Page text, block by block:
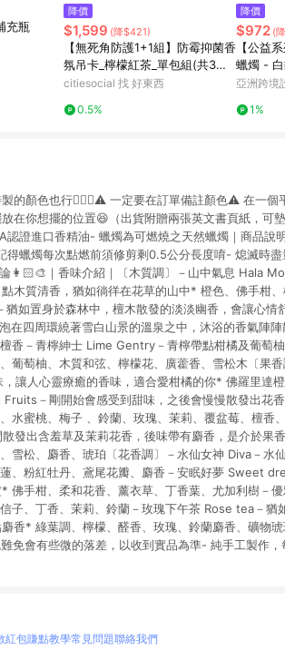
充瓶
降價
$1,599 (降$421)
【無死角防護1+1組】防霉抑菌香
氛吊卡_檸檬紅茶_單包組(共3片)
+防霉抑菌香氛長方卡_迷迭山林_
citiesocial 找 好東西
0.5%
降價
$972 (
【公益
蠟燭 -
亞洲跨境
1%
的顏色也行🧚🏻‍♀️⚠️ 一定要在訂單備註顏色⚠️ 在一個
在你想擺的位置😆（出貨附贈兩張英文書頁紙，可
證進口香精油- 蠟燭為可燃燒之天然蠟燭｜商品說
蠟燭每次點燃前須修剪剩0.5公分長度唷- 熄滅時盡
👩🏻‍🎨｜香味介紹｜〔木質調〕－山中氣息 Hala
木質清香，猶如徜徉在花草的山中* 橙色、佛手柑、
如置身於森林中，檀木散發的淡淡幽香，會讓心情
四周環繞著雪白山景的溫泉之中，沐浴的香氣陣
香－青檸紳士 Lime Gentry－青檸帶點柑橘及葡萄
葡萄柚、木質和弦、檸檬花、廣藿香、雪松木〔果
人心靈療癒的香味，適合愛柑橘的你* 佛羅里達橙
－剛開始會感受到甜味，之後會慢慢散發出花
水蜜桃、梅子 、鈴蘭、玫瑰、茉莉、覆盆莓、檀香
發出含羞草及茉莉花香，後味帶有麝香，是介於果
雪松、麝香、琥珀〔花香調〕－水仙女神 Diva－水
、粉紅牡丹、鳶尾花瓣、麝香－安眠好夢 Sweet
佛手柑、柔和花香、薰衣草、丁香葉、尤加利樹－
子、丁香、茉莉、鈴蘭－玫瑰下午茶 Rose tea－猶
香* 綠葉調、檸檬、醛香、玫瑰、鈴蘭麝香、礦物
免會有些微的落差，以收到實品為準- 純手工製作，
紅包賺點教學常見問題聯絡我們